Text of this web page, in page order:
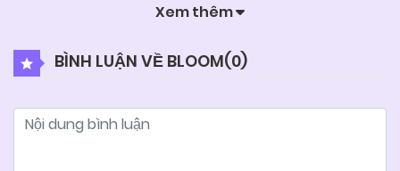
Xem thêm
BÌNH LUẬN VỀ BLOOM(0)